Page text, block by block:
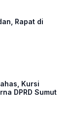
Rapat di
Kursi
DPRD Sumut